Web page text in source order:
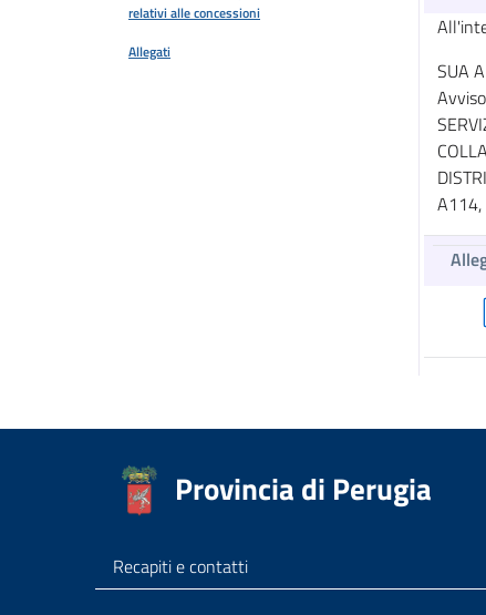
relativi alle concessioni
Allegati
SUA
A114,
Provincia di Perugia
Recapiti e contatti